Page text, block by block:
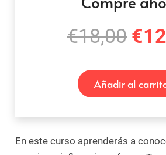
€18,00 El
era:
€
Añadir al
En este curso aprenderás a